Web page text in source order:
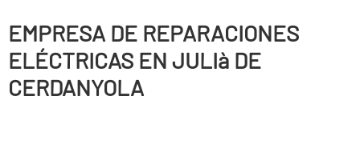
EMPRESA DE REPARACIONES
ELÉCTRICAS EN JULIà DE
CERDANYOLA